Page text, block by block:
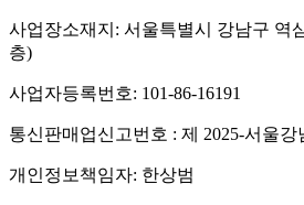
사업장소재지: 서울특별시 강남구 역
층)
사업자등록번호: 101-86-16191
통신판매업신고번호 : 제 2025-서울강
개인정보책임자: 한상범